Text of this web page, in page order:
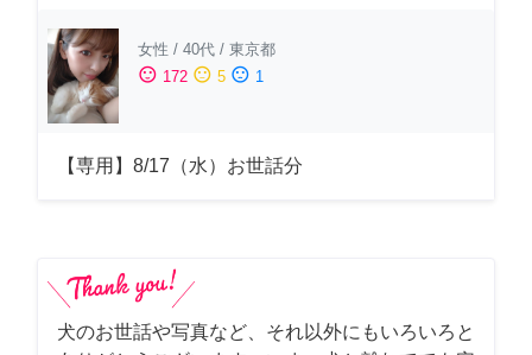
女性 / 40代 / 東京都
sentiment_satisfied 172 sentiment_neutral 5 sentiment_dissatisfied 1
【専用】8/17（水）お世話分
犬のお世話や写真など、それ以外にもいろいろと